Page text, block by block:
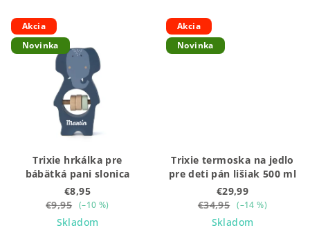
Akcia
Novinka
Trixie hrkálka pre
bábätká pani slonica
€8,95
€9,95 (–10 %)
Skladom
Akcia
Novinka
Trixie termoska na jedlo
pre deti pán lišiak 500 ml
€29,99
€34,95 (–14 %)
Skladom